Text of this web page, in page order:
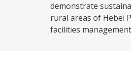
demonstrate
rural areas of Hebei
facilities